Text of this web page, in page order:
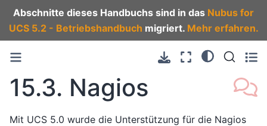
Abschnitte dieses Handbuchs sind in das Nubus for
UCS 5.2 - Betriebshandbuch migriert. Mehr erfahren.
15.3. Nagios
Mit UCS 5.0 wurde die Unterstützung für die Nagios